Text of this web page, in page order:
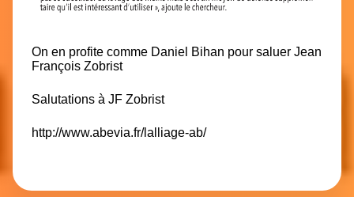
On en profite comme Daniel Bihan pour saluer Jean
François Zobrist
Salutations à JF Zobrist
http://www.abevia.fr/lalliage-ab/